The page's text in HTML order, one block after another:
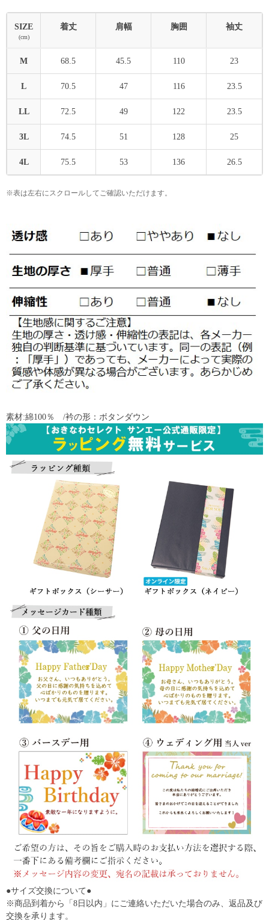
SIZE
(cm)
着丈 肩幅 胸囲 袖丈
M 68.5 45.5 110 23
L 70.5 47 116 23.5
LL 72.5 49 122 23.5
3L 74.5 51 128 25
4L 75.5 53 136 26.5
※表は左右にスクロールしてご確認いただけます。
素材:綿100％ /衿の形：ボタンダウン
●サイズ交換について●
※商品到着から「8日以内」にご連絡いただいた場合のみ、返品及び
交換を承ります。